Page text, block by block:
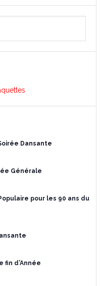
Dansante
Générale
pour les 90 ans du
fin d’Année